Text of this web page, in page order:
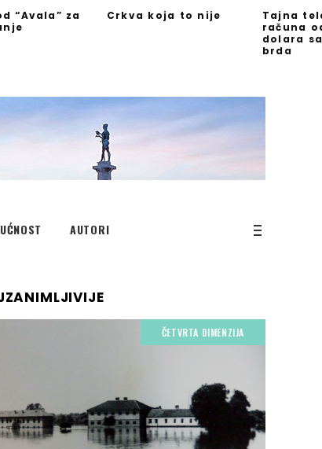
“Avala” za
Crkva koja to nije
Tajna
računa
dolara
brda
AUTORI
ČETVRTA DIMENZIJA